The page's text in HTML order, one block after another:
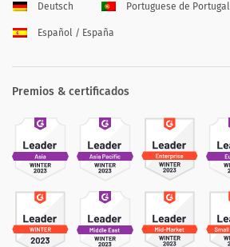
Deutsch Portuguese de Portugal
Español / España
Premios & certificados